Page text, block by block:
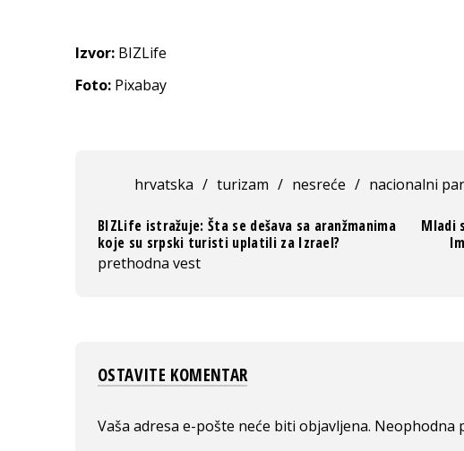
Izvor: BIZLife
Foto: Pixabay
hrvatska / turizam / nesreće / nacionalni
BIZLife istražuje: Šta se dešava sa aranžmanima
koje su srpski turisti uplatili za Izrael?
prethodna vest
Mladi
OSTAVITE KOMENTAR
Vaša adresa e-pošte neće biti objavljena. Neophodna